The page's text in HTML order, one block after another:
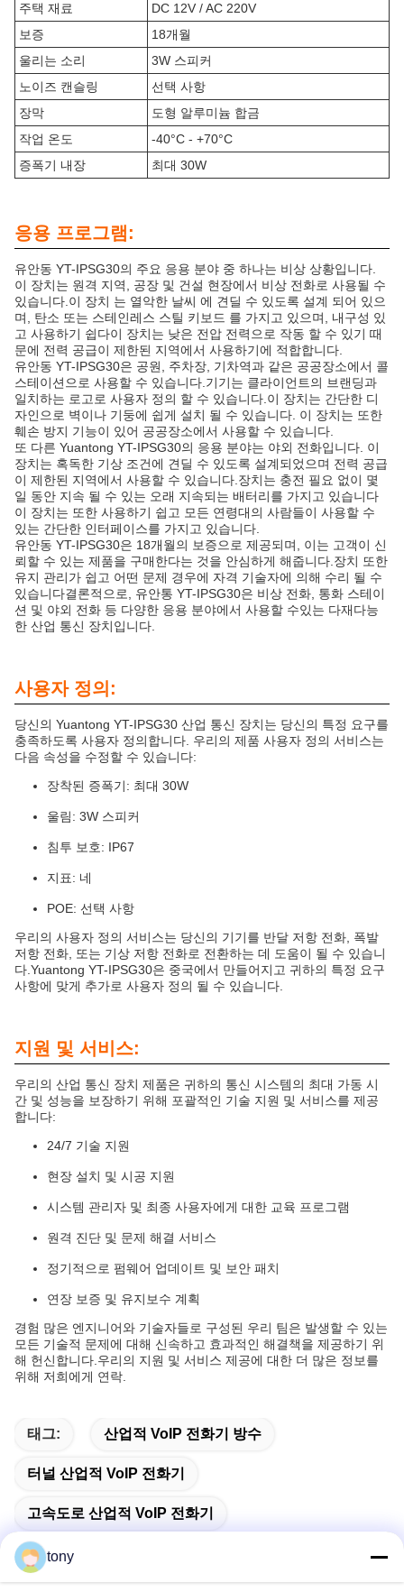
주택 재료
DC 12V / AC 220V
보증
18개월
울리는 소리
3W 스피커
노이즈 캔슬링
선택 사항
장막
도형 알루미늄 합금
작업 온도
-40°C - +70°C
증폭기 내장
최대 30W
응용 프로그램:
유안동 YT-IPSG30의 주요 응용 분야 중 하나는 비상 상황입니다.
이 장치는 원격 지역, 공장 및 건설 현장에서 비상 전화로 사용될 수
있습니다.이 장치 는 열악한 날씨 에 견딜 수 있도록 설계 되어 있으
며, 탄소 또는 스테인레스 스틸 키보드 를 가지고 있으며, 내구성 있
고 사용하기 쉽다이 장치는 낮은 전압 전력으로 작동 할 수 있기 때
문에 전력 공급이 제한된 지역에서 사용하기에 적합합니다.
유안동 YT-IPSG30은 공원, 주차장, 기차역과 같은 공공장소에서 콜
스테이션으로 사용할 수 있습니다.기기는 클라이언트의 브랜딩과
일치하는 로고로 사용자 정의 할 수 있습니다.이 장치는 간단한 디
자인으로 벽이나 기둥에 쉽게 설치 될 수 있습니다. 이 장치는 또한
훼손 방지 기능이 있어 공공장소에서 사용할 수 있습니다.
또 다른 Yuantong YT-IPSG30의 응용 분야는 야외 전화입니다. 이
장치는 혹독한 기상 조건에 견딜 수 있도록 설계되었으며 전력 공급
이 제한된 지역에서 사용할 수 있습니다.장치는 충전 필요 없이 몇
일 동안 지속 될 수 있는 오래 지속되는 배터리를 가지고 있습니다
이 장치는 또한 사용하기 쉽고 모든 연령대의 사람들이 사용할 수
있는 간단한 인터페이스를 가지고 있습니다.
유안동 YT-IPSG30은 18개월의 보증으로 제공되며, 이는 고객이 신
뢰할 수 있는 제품을 구매한다는 것을 안심하게 해줍니다.장치 또한
유지 관리가 쉽고 어떤 문제 경우에 자격 기술자에 의해 수리 될 수
있습니다결론적으로, 유안통 YT-IPSG30은 비상 전화, 통화 스테이
션 및 야외 전화 등 다양한 응용 분야에서 사용할 수있는 다재다능
한 산업 통신 장치입니다.
사용자 정의:
당신의 Yuantong YT-IPSG30 산업 통신 장치는 당신의 특정 요구를
충족하도록 사용자 정의합니다. 우리의 제품 사용자 정의 서비스는
다음 속성을 수정할 수 있습니다:
장착된 증폭기: 최대 30W
울림: 3W 스피커
침투 보호: IP67
지표: 네
POE: 선택 사항
우리의 사용자 정의 서비스는 당신의 기기를 반달 저항 전화, 폭발
저항 전화, 또는 기상 저항 전화로 전환하는 데 도움이 될 수 있습니
다.Yuantong YT-IPSG30은 중국에서 만들어지고 귀하의 특정 요구
사항에 맞게 추가로 사용자 정의 될 수 있습니다.
지원 및 서비스:
우리의 산업 통신 장치 제품은 귀하의 통신 시스템의 최대 가동 시
간 및 성능을 보장하기 위해 포괄적인 기술 지원 및 서비스를 제공
합니다:
24/7 기술 지원
현장 설치 및 시공 지원
시스템 관리자 및 최종 사용자에게 대한 교육 프로그램
원격 진단 및 문제 해결 서비스
정기적으로 펌웨어 업데이트 및 보안 패치
연장 보증 및 유지보수 계획
경험 많은 엔지니어와 기술자들로 구성된 우리 팀은 발생할 수 있는
모든 기술적 문제에 대해 신속하고 효과적인 해결책을 제공하기 위
해 헌신합니다.우리의 지원 및 서비스 제공에 대한 더 많은 정보를
위해 저희에게 연락.
태그: 산업적 VoIP 전화기 방수
터널 산업적 VoIP 전화기
고속도로 산업적 VoIP 전화기
tony